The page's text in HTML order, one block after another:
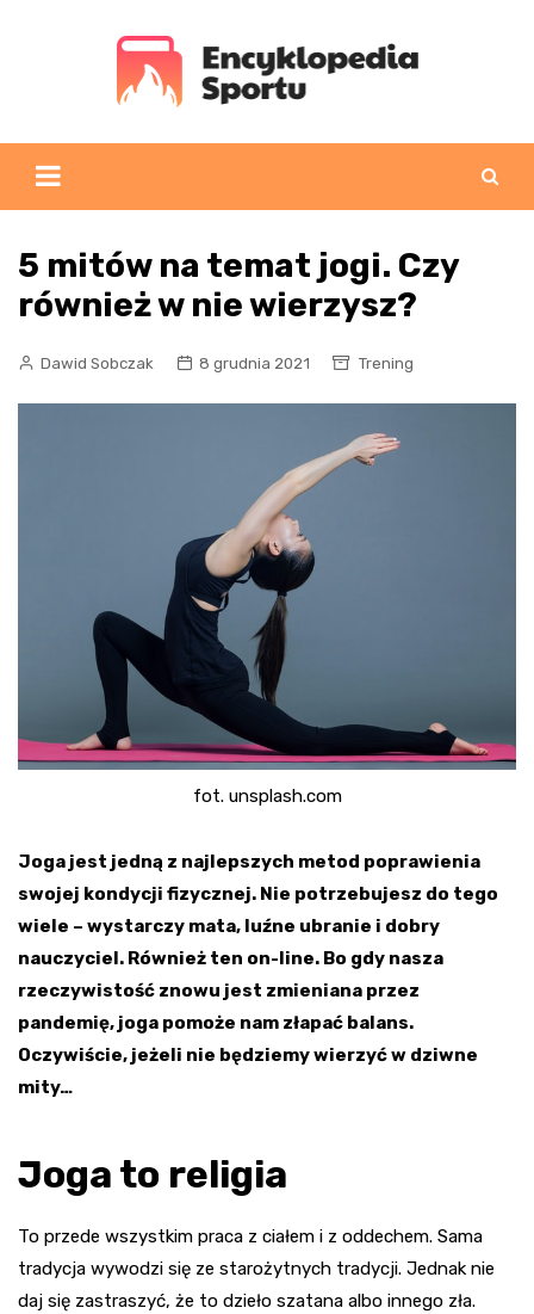
5 mitów na temat jogi. Czy
również w nie wierzysz?
Dawid Sobczak 8 grudnia 2021 Trening
fot. unsplash.com
Joga jest jedną z najlepszych metod poprawienia
swojej kondycji fizycznej. Nie potrzebujesz do tego
wiele – wystarczy mata, luźne ubranie i dobry
nauczyciel. Również ten on-line. Bo gdy nasza
rzeczywistość znowu jest zmieniana przez
pandemię, joga pomoże nam złapać balans.
Oczywiście, jeżeli nie będziemy wierzyć w dziwne
mity…
Joga to religia
To przede wszystkim praca z ciałem i z oddechem. Sama
tradycja wywodzi się ze starożytnych tradycji. Jednak nie
daj się zastraszyć, że to dzieło szatana albo innego zła.